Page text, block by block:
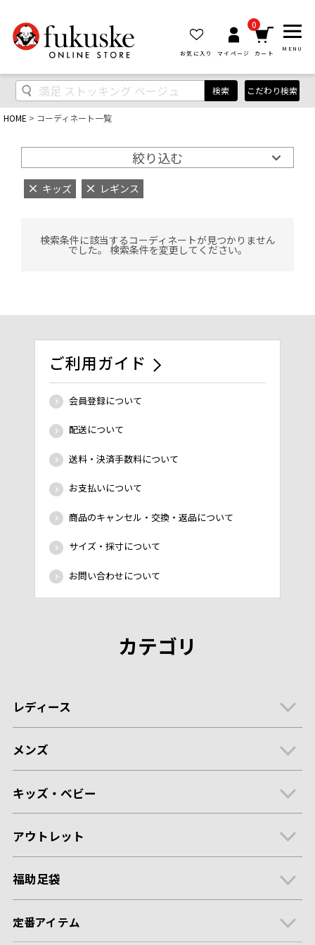
お気に入り マイページ
0
カート
MENU
検索 こだわり検索
HOME コーディネート一覧
絞り込む
キッズ レギンス
検索条件に該当するコーディネートが見つかりません
でした。 検索条件を変更してください。
ご利用ガイド
会員登録について
配送について
送料・決済手数料について
お支払いについて
商品のキャンセル・交換・返品について
サイズ・採寸について
お問い合わせについて
カテゴリ
レディース
メンズ
キッズ・ベビー
アウトレット
福助足袋
定番アイテム